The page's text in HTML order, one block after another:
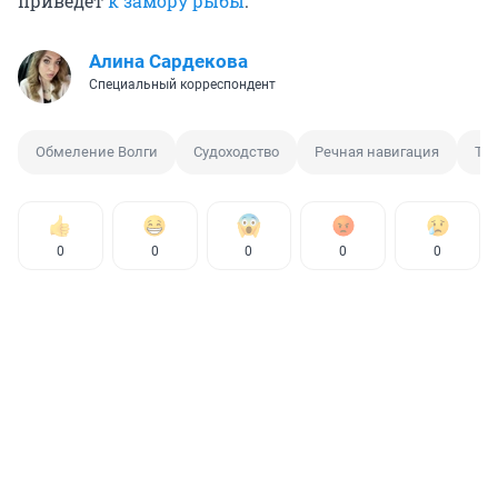
Алина Сардекова
Специальный корреспондент
Обмеление Волги Судоходство Речная навигация
0 0 0 0 0